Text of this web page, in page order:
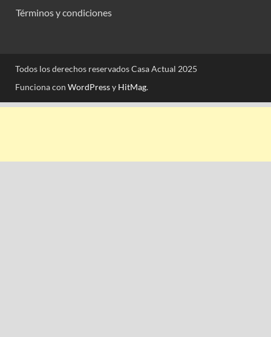
Términos y condiciones
Todos los derechos reservados Casa Actual 2025
Funciona con WordPressy HitMag.